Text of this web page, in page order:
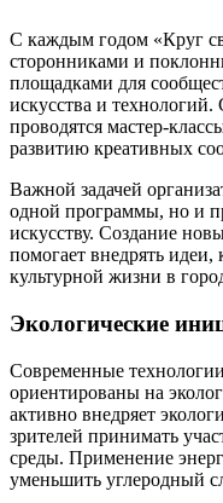
С каждым годом «Круг
сторонниками и
площадками для
искусства и
проводятся мастер-
развитию креативных
Важной задачей
одной программы, но и
искусству. Создание
помогает внедрять идеи,
культурной жизни в
Экологические
Современные
ориентированы на
активно внедряет
зрителей принимать
среды. Применение
уменьшить углеродный